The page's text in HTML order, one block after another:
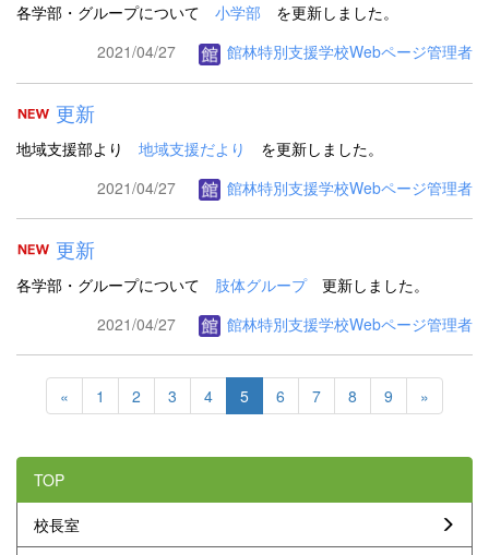
各学部・グループについて 小学部 を更新しました。
2021/04/27
館林特別支援学校Webページ管理者
更新
地域支援部より 地域支援だより
を更新しました。
2021/04/27
館林特別支援学校Webページ管理者
更新
各学部・グループについて 肢体グループ更新しました。
2021/04/27
館林特別支援学校Webページ管理者
« 1 2 3 4 5 6 7 8 9 »
TOP
校長室